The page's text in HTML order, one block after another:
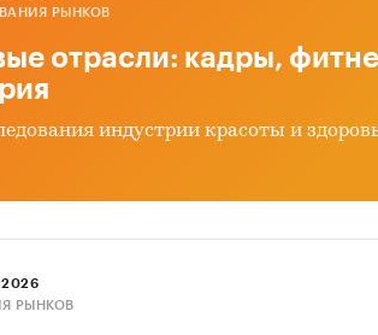
РЫНКОВ
отрасли: кадры,
индустрии красоты и
2026
РЫНКОВ